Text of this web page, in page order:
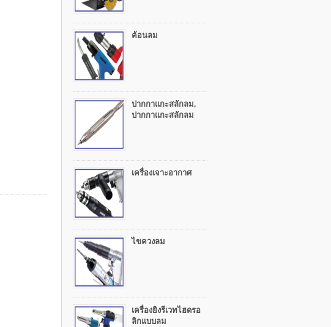
ค้อนลม
ปากกาแกะสลักลม,
ปากกาแกะสลักลม
เครื่องเจาะอากาศ
ไขควงลม
เครื่องยิงรีเวทไฮดรอ
ลิกแบบลม